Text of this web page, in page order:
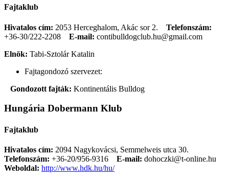
Fajtaklub
Hivatalos cím: 2053 Herceghalom, Akác sor 2. Telefonszám:
+36-30/222-2208
E-mail: contibulldogclub.hu@gmail.com
Elnök: Tabi-Sztolár Katalin
Fajtagondozó szervezet:
Gondozott fajták: Kontinentális Bulldog
Hungária Dobermann Klub
Fajtaklub
Hivatalos cím: 2094 Nagykovácsi, Semmelweis utca 30.
Telefonszám: +36-20/956-9316 E-mail: dohoczki@t-online.hu
Weboldal: http://www.hdk.hu/hu/